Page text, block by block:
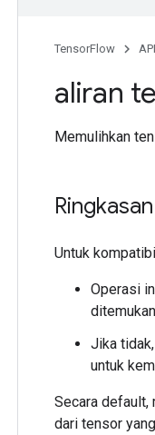
TensorFlow API
aliran
Memulihkan
Ringkasan
Untuk
Operasi
Jika
untuk
Secara default,
dari tensor